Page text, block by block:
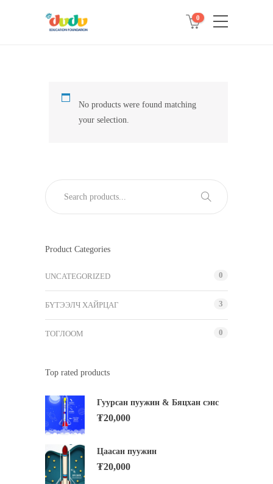
0
No products were found matching
your selection.
Product Categories
UNCATEGORIZED 0
БҮТЭЭЛЧ ХАЙРЦАГ 3
ТОГЛООМ 0
Top rated products
Гуурсан пуужин & Бяцхан сэнс
₮20,000
Цаасан пуужин
₮20,000